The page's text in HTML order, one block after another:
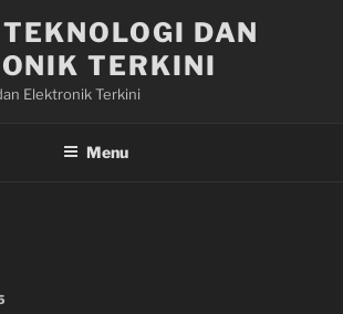
DAN
TERKINI
Elektronik Terkini
Menu